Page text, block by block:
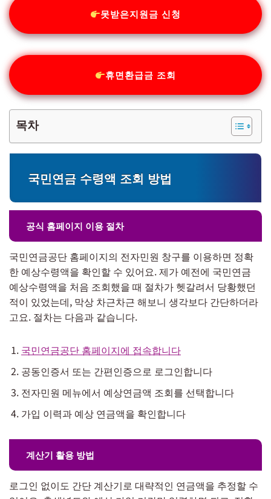
못받은지원금 신청
휴면환급금 조회
목차
국민연금 수령액 조회 방법
공식 홈페이지 이용 절차
국민연금공단 홈페이지의 전자민원 창구를 이용하면 정확
한 예상수령액을 확인할 수 있어요. 제가 예전에 국민연금
예상수령액을 처음 조회했을 때 절차가 헷갈려서 당황했던
적이 있었는데, 막상 차근차근 해보니 생각보다 간단하더라
고요. 절차는 다음과 같습니다.
국민연금공단 홈페이지에 접속합니다
공동인증서 또는 간편인증으로 로그인합니다
전자민원 메뉴에서 예상연금액 조회를 선택합니다
가입 이력과 예상 연금액을 확인합니다
계산기 활용 방법
로그인 없이도 간단 계산기로 대략적인 연금액을 추정할 수